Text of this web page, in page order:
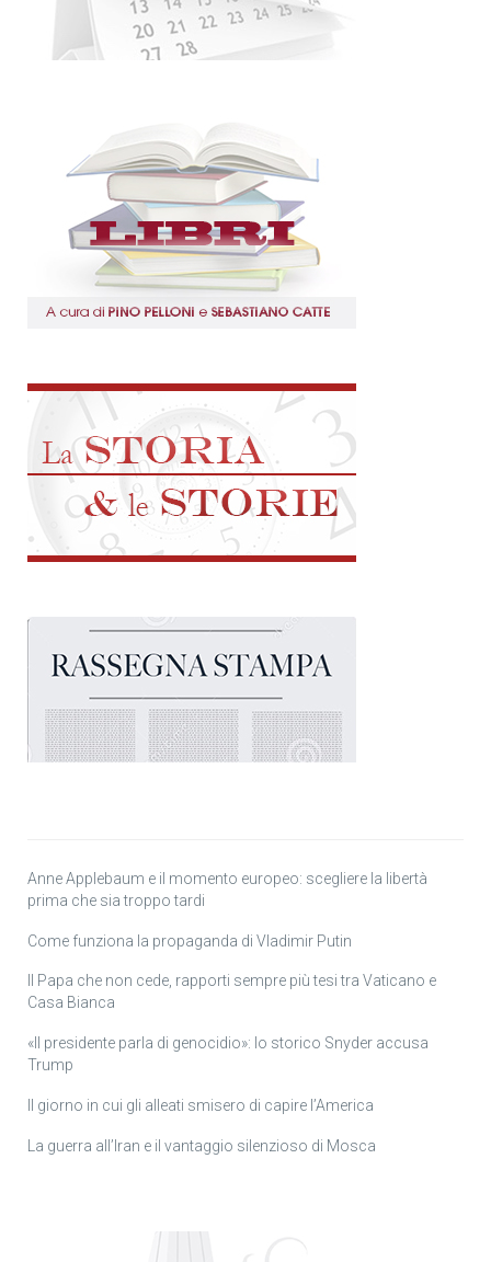
Anne Applebaum e il momento europeo: scegliere la libertà
prima che sia troppo tardi
Come funziona la propaganda di Vladimir Putin
Il Papa che non cede, rapporti sempre più tesi tra Vaticano e
Casa Bianca
«Il presidente parla di genocidio»: lo storico Snyder accusa
Trump
Il giorno in cui gli alleati smisero di capire l’America
La guerra all’Iran e il vantaggio silenzioso di Mosca